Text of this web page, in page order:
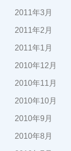
2011年3月
2011年2月
2011年1月
2010年12月
2010年11月
2010年10月
2010年9月
2010年8月